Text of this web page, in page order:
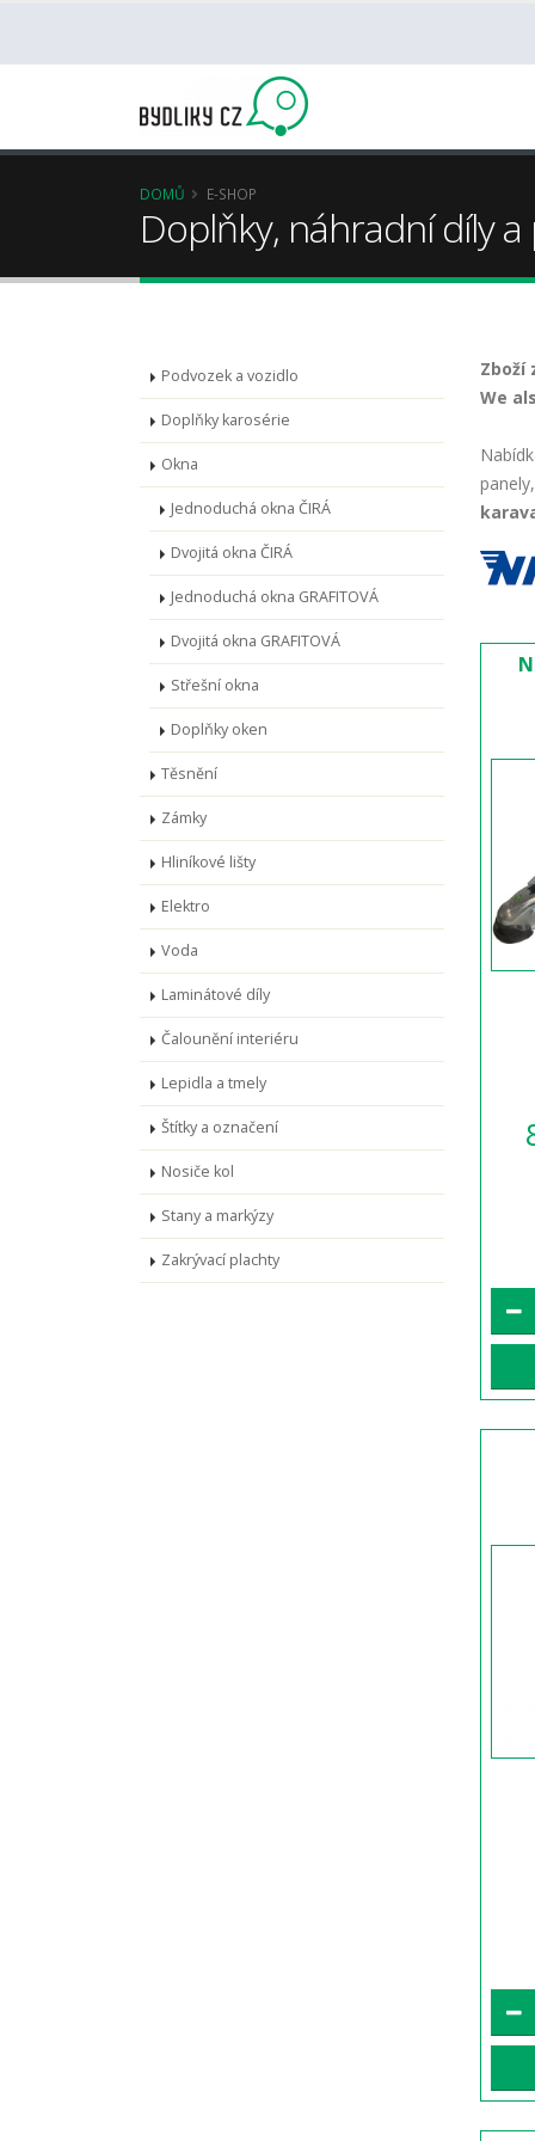
DOMŮ E-SHOP
Doplňky, náhradní díly
Podvozek a vozidlo
Doplňky karosérie
Okna
Jednoduchá okna ČIRÁ
Dvojitá okna ČIRÁ
Jednoduchá okna GRAFITOVÁ
Dvojitá okna GRAFITOVÁ
Střešní okna
Doplňky oken
Těsnění
Zámky
Hliníkové lišty
Elektro
Voda
Laminátové díly
Čalounění interiéru
Lepidla a tmely
Štítky a označení
Nosiče kol
Stany a markýzy
Zakrývací plachty
Zboží
We